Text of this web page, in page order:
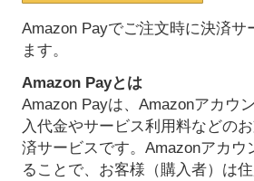
Amazon Payでご注文時に決済サ
ます。
Amazon Payとは
Amazon Payは、Amazonアカウ
入代金やサービス利用料などの
済サービスです。Amazonアカウ
ることで、お客様（購入者）は